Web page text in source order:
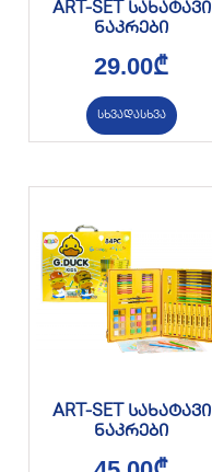
ART-SET სახატავი
ნაკრები
29.00₾
სხვადასხვა
ART-SET სახატავი
ნაკრები